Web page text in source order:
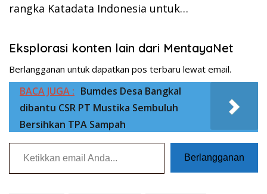
rangka Katadata Indonesia untuk…
Eksplorasi konten lain dari MentayaNet
Berlangganan untuk dapatkan pos terbaru lewat email.
BACA JUGA : Bumdes Desa Bangkal
dibantu CSR PT Mustika Sembuluh
Bersihkan TPA Sampah
Ketikkan email Anda...
Berlangganan